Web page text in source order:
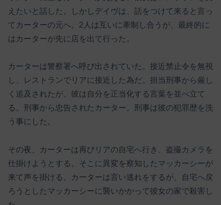
えたいと話した。しかしデイヴは、話をつけて来ると言っ
てカーターの元へ。2人は互いに牽制し合うが、最終的に
はカーターが先に店を出て行った。
カーターは警察署へ呼び出されていた。接近禁止令を無視
し、レストランでリアに接近した為だ。担当刑事から厳し
く追及されたが、彼は自分を正当化する言葉を並べ立て
る。刑事から忠告されたカーター。刑事は彼の犯罪歴を洗
う事にした。
その夜、カーターは再びリアの自宅へ行き、盗撮カメラを
仕掛けようとする。そこに異変を察知したマッカーシーが
来て声を掛ける。カーターは言い逃れをするが、自宅へ戻
ろうとしたマッカーシーに襲いかかって彼女の家で殺害し